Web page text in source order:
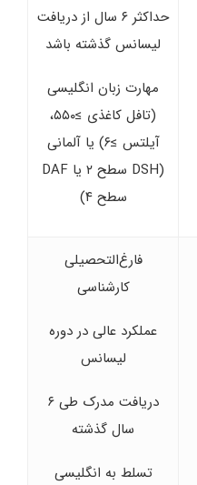
حداکثر ۶ سال از دریافت
لیسانس گذشته باشد
مهارت زبان انگلیسی
(تافل کاغذی ≥۵۵۰،
آیلتس ≥۶) یا آلمانی
(DSH سطح ۲ یا DAF
سطح ۴)
فارغ‌التحصیلی
کارشناسی
عملکرد عالی در دوره
لیسانس
دریافت مدرک طی ۶
سال گذشته
تسلط به انگلیسی